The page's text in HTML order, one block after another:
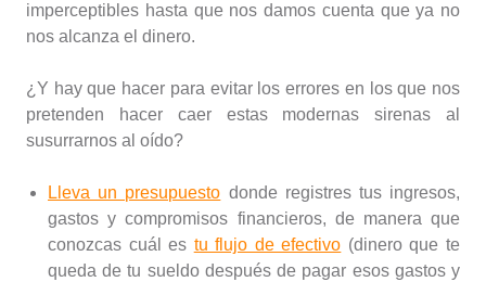
imperceptibles hasta que nos damos cuenta que ya no
nos alcanza el dinero.
¿Y hay que hacer para evitar los errores en los que nos
pretenden hacer caer estas modernas sirenas al
susurrarnos al oído?
Lleva un presupuesto donde registres tus ingresos,
gastos y compromisos financieros, de manera que
conozcas cuál es tu flujo de efectivo (dinero que te
queda de tu sueldo después de pagar esos gastos y